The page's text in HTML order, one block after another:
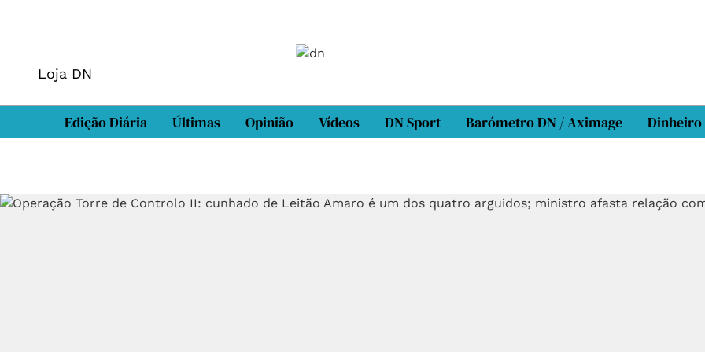
Loja DN
Edição Diária Últimas Opinião Vídeos DN Sport Barómetro DN / Aximage Dinheiro